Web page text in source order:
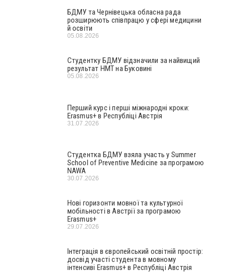
БДМУ та Чернівецька обласна рада
розширюють співпрацю у сфері медицини
й освіти
05.08.2026
Студентку БДМУ відзначили за найвищий
результат НМТ на Буковині
05.08.2026
Перший курс і перші міжнародні кроки:
Erasmus+ в Республіці Австрія
31.07.2026
Студентка БДМУ взяла участь у Summer
School of Preventive Medicine за програмою
NAWA
30.07.2026
Нові горизонти мовної та культурної
мобільності в Австрії за програмою
Erasmus+
29.07.2026
Інтеграція в європейський освітній простір:
досвід участі студента в мовному
інтенсиві Erasmus+ в Республіці Австрія